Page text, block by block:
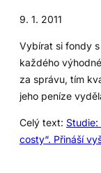
9. 1. 2011
Vybírat si fondy
každého
za správu, tím
jeho peníze
Celý text:
costy“. Přináší